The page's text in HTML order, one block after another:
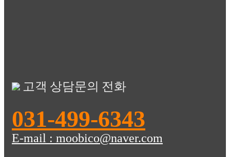
고객 상담문의 전화
031-499-6343
E-mail : moobico@naver.com